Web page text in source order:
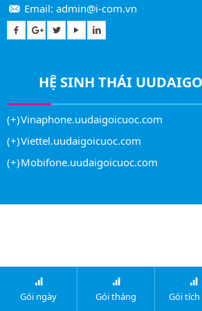
Email: admin@i-com.vn
HỆ SINH THÁI
Vinaphone.uudaigoicuoc.com
Viettel.uudaigoicuoc.com
Mobifone.uudaigoicuoc.com
Gói ngày Gói tháng Gói